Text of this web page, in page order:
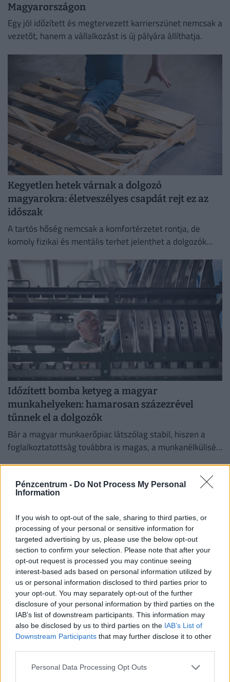
Pénzcentrum - Do Not Process My Personal
Information
If you wish to opt-out of the sale, sharing to third parties, or
processing of your personal or sensitive information for
targeted advertising by us, please use the below opt-out
section to confirm your selection. Please note that after your
opt-out request is processed you may continue seeing
interest-based ads based on personal information utilized by
us or personal information disclosed to third parties prior to
your opt-out. You may separately opt-out of the further
disclosure of your personal information by third parties on the
IAB’s list of downstream participants. This information may
also be disclosed by us to third parties on the IAB’s List of
Downstream Participants that may further disclose it to other
Personal Data Processing Opt Outs
Magyarországon
Egy jól időzített és megtervezett karrierszünet nemcsak a
vezetőt, hanem a vállalkozást is új pályára állíthatja.
Kegyetlen hetek várnak a dolgozó
magyarokra: életveszélyes csapdát rejt ez az
időszak
A tartós hőség nemcsak a komfortérzetet rontja, de
komoly fizikai és mentális terhet jelenthet a dolgozók
Időzített bomba ketyeg a magyar
munkahelyeken: hamarosan százezrével
tűnnek el a dolgozók
Bár a magyar munkaerőpiac látszólag stabil, hiszen a
foglalkoztatottság továbbra is magas, a munkanélküliség
Teljesen átírhatják a kötelező szombati
munkanapot a magyaroknak: váratlan javaslat
érkezett
Átfogó javaslatcsomagot dolgozott ki a Magyar
Kereskedelmi és Iparkamara (MKIK) a gazdaság
működőképességének megőrzése és az energiaválság